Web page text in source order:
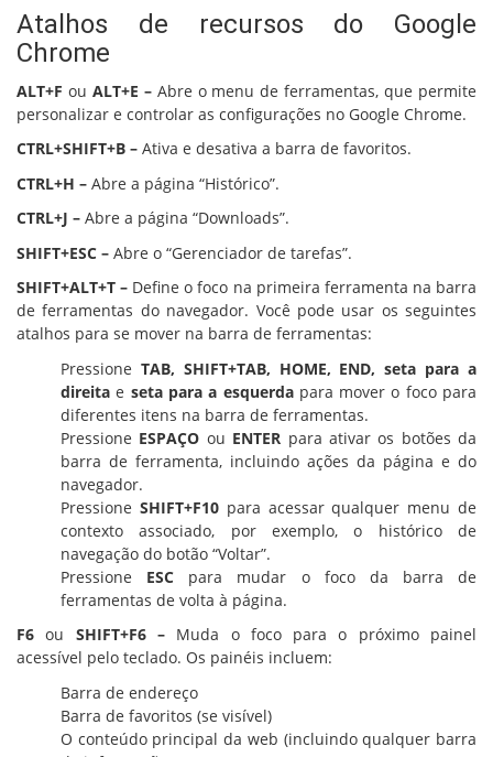
Atalhos de recursos do Google
Chrome
ALT+F ou ALT+E – Abre o menu de ferramentas, que permite
personalizar e controlar as configurações no Google Chrome.
CTRL+SHIFT+B – Ativa e desativa a barra de favoritos.
CTRL+H – Abre a página “Histórico”.
CTRL+J – Abre a página “Downloads”.
SHIFT+ESC – Abre o “Gerenciador de tarefas”.
SHIFT+ALT+T – Define o foco na primeira ferramenta na barra
de ferramentas do navegador. Você pode usar os seguintes
atalhos para se mover na barra de ferramentas:
Pressione TAB, SHIFT+TAB, HOME, END, seta para a
direita e seta para a esquerdapara mover o foco para
diferentes itens na barra de ferramentas.
Pressione ESPAÇO ou ENTER para ativar os botões da
barra de ferramenta, incluindo ações da página e do
navegador.
Pressione SHIFT+F10para acessar qualquer menu de
contexto associado, por exemplo, o histórico de
navegação do botão “Voltar”.
Pressione ESC para mudar o foco da barra de
ferramentas de volta à página.
F6 ou SHIFT+F6 – Muda o foco para o próximo painel
acessível pelo teclado. Os painéis incluem:
Barra de endereço
Barra de favoritos (se visível)
O conteúdo principal da web (incluindo qualquer barra